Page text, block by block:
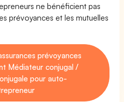
ne bénéficient pas
prévoyances et les mutuelles
prévoyances
Médiateur conjugal /
pour auto-